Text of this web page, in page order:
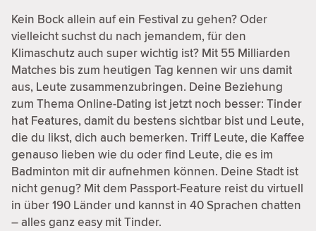
Kein Bock allein auf ein Festival zu gehen? Oder
vielleicht suchst du nach jemandem, für den
Klimaschutz auch super wichtig ist? Mit 55 Milliarden
Matches bis zum heutigen Tag kennen wir uns damit
aus, Leute zusammenzubringen. Deine Beziehung
zum Thema Online-Dating ist jetzt noch besser: Tinder
hat Features, damit du bestens sichtbar bist und Leute,
die du likst, dich auch bemerken. Triff Leute, die Kaffee
genauso lieben wie du oder find Leute, die es im
Badminton mit dir aufnehmen können. Deine Stadt ist
nicht genug? Mit dem Passport-Feature reist du virtuell
in über 190 Länder und kannst in 40 Sprachen chatten
– alles ganz easy mit Tinder.